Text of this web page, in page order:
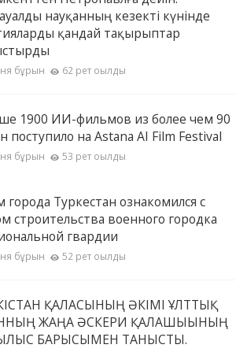
науқанның кезекті күнінде
қандай тақырыптар
бұрын 62 рет оқылды
1900 ИИ-фильмов из более чем 90
поступило на Astana AI Film Festival
бұрын 53 рет оқылды
города Туркестан ознакомился с
строительства военного городка
гвардии
бұрын 52 рет оқылды
ҚАЛАСЫНЫҢ ӘКІМІ ҰЛТТЫҚ
ЖАҢА ӘСКЕРИ ҚАЛАШЫҒЫНЫҢ
БАРЫСЫМЕН ТАНЫСТЫ.